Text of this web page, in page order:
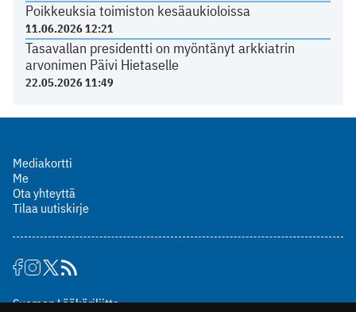
Poikkeuksia toimiston kesäaukioloissa
11.06.2026 12:21
Tasavallan presidentti on myöntänyt arkkiatrin
arvonimen Päivi Hietaselle
22.05.2026 11:49
Mediakortti
Me
Ota yhteyttä
Tilaa uutiskirje
Suomen Lääkäriliitto